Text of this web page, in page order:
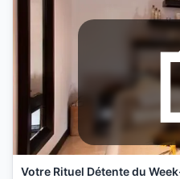
Votre Rituel Détente du